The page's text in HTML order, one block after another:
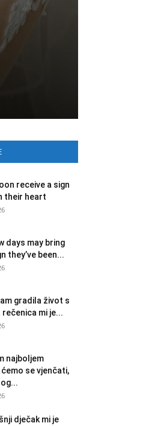
receive a sign
their heart
days may bring
they’ve been...
gradila život s
rečenica mi je...
najboljem
se vjenčati,
dječak mi je